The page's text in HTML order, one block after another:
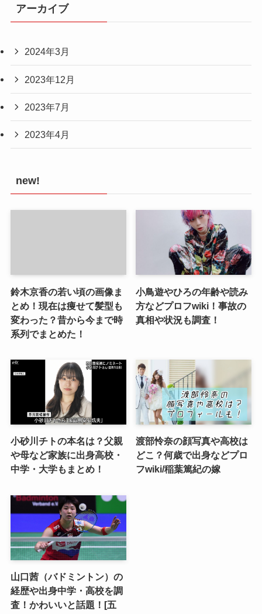
アーカイブ
2024年3月
2023年12月
2023年7月
2023年4月
new!
鈴木京香の若い頃の画像ま
とめ！現在は痩せて髪型も
変わった？昔から今まで時
系列でまとめた！
小鳥遊やひろの年齢や読み
方などプロフwiki！事故の
真相や状況も調査！
小砂川チトの本名は？父親
や母など家族に出身高校・
中学・大学もまとめ！
渡部怜奈の顔写真や高校は
どこ？何歳で出身などプロ
フwiki/稲葉篤紀の嫁
山口茜（バドミントン）の
経歴や出身中学・高校を調
査！かわいいと話題！[五